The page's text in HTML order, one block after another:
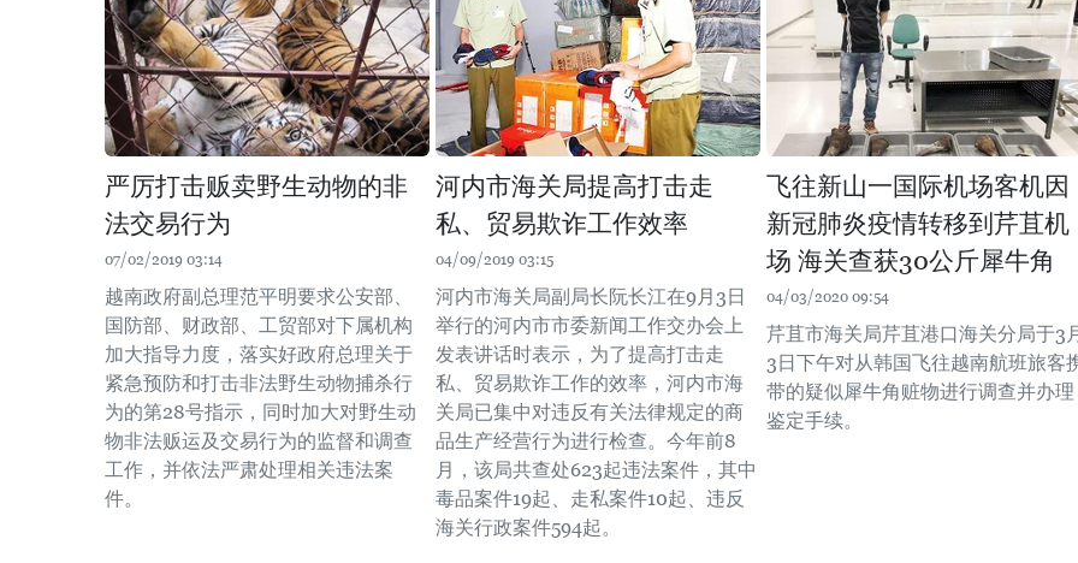
严厉打击贩卖野生动物的非
法交易行为
07/02/2019 03:14
越南政府副总理范平明要求公安部、
国防部、财政部、工贸部对下属机构
加大指导力度，落实好政府总理关于
紧急预防和打击非法野生动物捕杀行
为的第28号指示，同时加大对野生动
物非法贩运及交易行为的监督和调查
工作，并依法严肃处理相关违法案
件。
河内市海关局提高打击走
私、贸易欺诈工作效率
04/09/2019 03:15
河内市海关局副局长阮长江在9月3日
举行的河内市市委新闻工作交办会上
发表讲话时表示，为了提高打击走
私、贸易欺诈工作的效率，河内市海
关局已集中对违反有关法律规定的商
品生产经营行为进行检查。今年前8
月，该局共查处623起违法案件，其中
毒品案件19起、走私案件10起、违反
海关行政案件594起。
飞往新山一国际机场客机因
新冠肺炎疫情转移到芹苴机
场 海关查获30公斤犀牛角
04/03/2020 09:54
芹苴市海关局芹苴港口海关分局于3
3日下午对从韩国飞往越南航班旅客
带的疑似犀牛角赃物进行调查并办理
鉴定手续。